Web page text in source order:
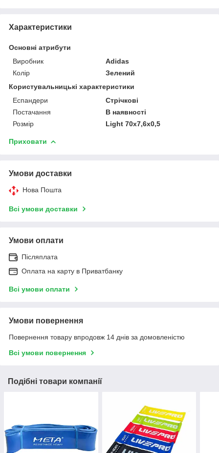
Характеристики
Основні атрибути
Виробник
Adidas
Колір
Зелений
Користувальницькі характеристики
Еспандери
Стрічкові
Постачання
В наявності
Розмір
Light 70х7,6х0,5
Приховати
Умови доставки
Нова Пошта
Всі умови доставки
Умови оплати
Післяплата
Оплата на карту в Приватбанку
Всі умови оплати
Умови повернення
Повернення товару впродовж 14 днів за домовленістю
Всі умови повернення
Подібні товари компанії